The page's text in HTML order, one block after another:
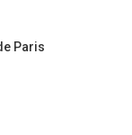
Paris